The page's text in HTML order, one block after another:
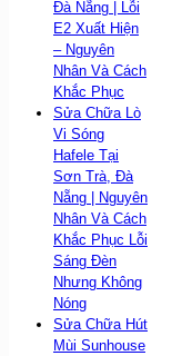
Đà Nẵng | Lỗi
E2 Xuất Hiện
– Nguyên
Nhân Và Cách
Khắc Phục
Sửa Chữa Lò
Vi Sóng
Hafele Tại
Sơn Trà, Đà
Nẵng | Nguyên
Nhân Và Cách
Khắc Phục Lỗi
Sáng Đèn
Nhưng Không
Nóng
Sửa Chữa Hút
Mùi Sunhouse